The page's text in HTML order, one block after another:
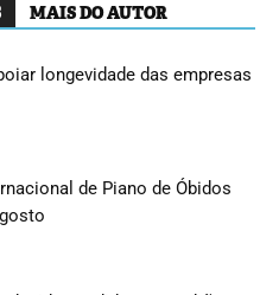
MAIS DO AUTOR
longevidade das empresas
de Piano de Óbidos